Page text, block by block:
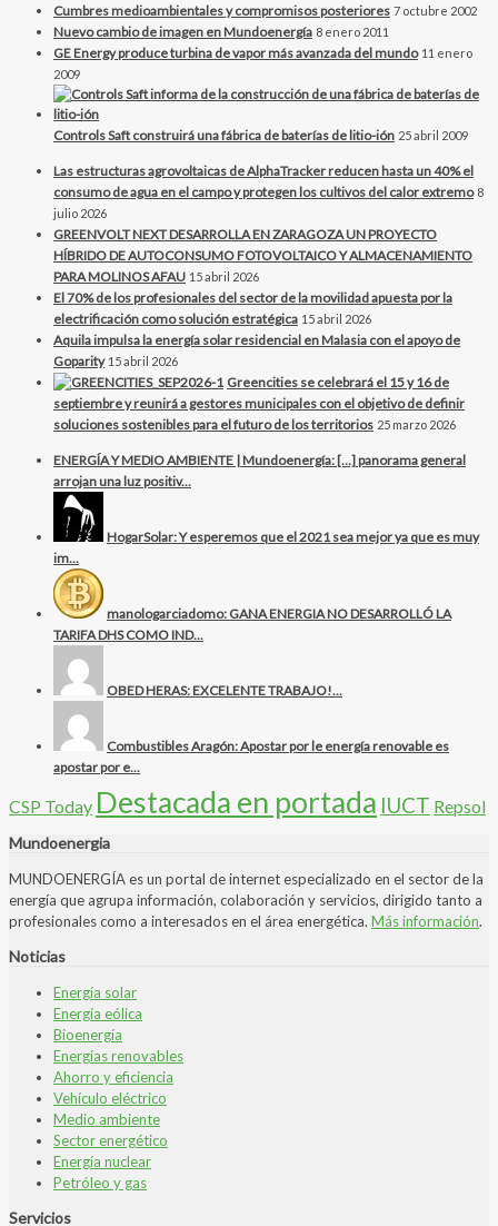
Cumbres medioambientales y compromisos posteriores 7 octubre 2002
Nuevo cambio de imagen en Mundoenergía 8 enero 2011
GE Energy produce turbina de vapor más avanzada del mundo 11 enero
2009
Controls Saft construirá una fábrica de baterías de litio-ión 25 abril 2009
Las estructuras agrovoltaicas de AlphaTracker reducen hasta un 40% el
consumo de agua en el campo y protegen los cultivos del calor extremo 8
julio 2026
GREENVOLT NEXT DESARROLLA EN ZARAGOZA UN PROYECTO
HÍBRIDO DE AUTOCONSUMO FOTOVOLTAICO Y ALMACENAMIENTO
PARA MOLINOS AFAU 15 abril 2026
El 70% de los profesionales del sector de la movilidad apuesta por la
electrificación como solución estratégica 15 abril 2026
Aquila impulsa la energía solar residencial en Malasia con el apoyo de
Goparity 15 abril 2026
Greencities se celebrará el 15 y 16 de
septiembre y reunirá a gestores municipales con el objetivo de definir
soluciones sostenibles para el futuro de los territorios 25 marzo 2026
ENERGÍA Y MEDIO AMBIENTE | Mundoenergía: […] panorama general
arrojan una luz positiv...
HogarSolar: Y esperemos que el 2021 sea mejor ya que es muy
im...
manologarciadomo: GANA ENERGIA NO DESARROLLÓ LA
TARIFA DHS COMO IND...
OBED HERAS: EXCELENTE TRABAJO!...
Combustibles Aragón: Apostar por le energía renovable es
apostar por e...
CSP Today Destacada en portada IUCT Repsol
Mundoenergia
MUNDOENERGÍA es un portal de internet especializado en el sector de la
energía que agrupa información, colaboración y servicios, dirigido tanto a
profesionales como a interesados en el área energética. Más información.
Noticias
Energía solar
Energía eólica
Bioenergía
Energías renovables
Ahorro y eficiencia
Vehículo eléctrico
Medio ambiente
Sector energético
Energía nuclear
Petróleo y gas
Servicios